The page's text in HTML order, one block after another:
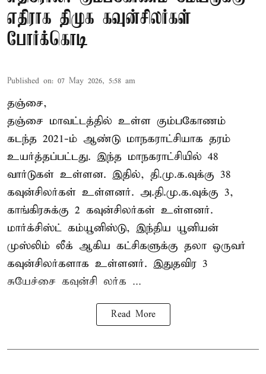
எதிராக திமுக கவுன்சிலர்கள்
போர்க்கொடி
Published on: 07 May 2026, 5:58 am
தஞ்சை,
தஞ்சை மாவட்டத்தில் உள்ள கும்பகோணம்
கடந்த 2021-ம் ஆண்டு மாநகராட்சியாக தரம்
உயர்த்தப்பட்டது. இந்த மாநகராட்சியில் 48
வார்டுகள் உள்ளன. இதில், தி.மு.க.வுக்கு 38
கவுன்சிலர்கள் உள்ளனர். அ.தி.மு.க.வுக்கு 3,
காங்கிரசுக்கு 2 கவுன்சிலர்கள் உள்ளனர்.
மார்க்சிஸ்ட் கம்யூனிஸ்டு, இந்திய யூனியன்
முஸ்லிம் லீக் ஆகிய கட்சிகளுக்கு தலா ஒருவர்
கவுன்சிலர்களாக உள்ளனர். இதுதவிர 3
சுயேச்சை கவுன்சி லர்க ...
Read More